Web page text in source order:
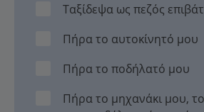
Ταξίδεψα ως πεζός
Πήρα το αυτοκίνητό μου
Πήρα το ποδήλατό μου
Πήρα το μηχανάκι μου, το